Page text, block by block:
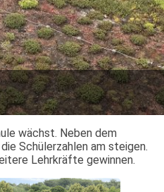
wächst. Neben dem
Schülerzahlen am steigen.
Lehrkräfte gewinnen.